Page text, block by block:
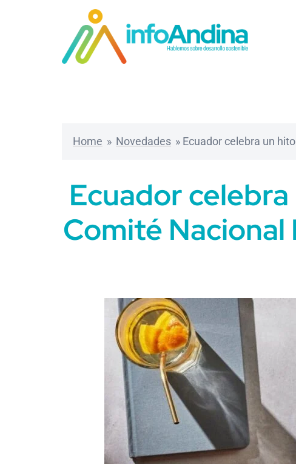
Home » Novedades » Ecuador celebra un
Ecuador
Comité Nacional